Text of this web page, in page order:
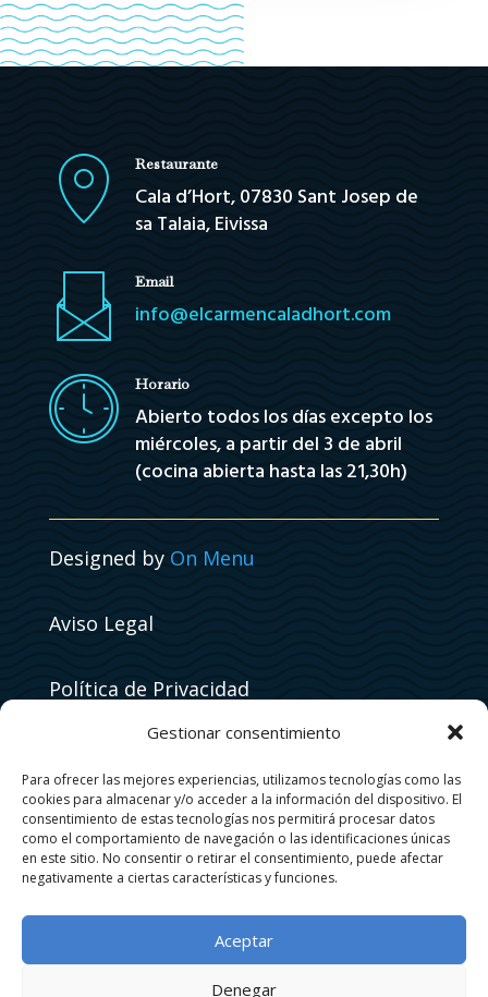
Gestionar consentimiento
Para ofrecer las mejores experiencias, utilizamos tecnologías como las
cookies para almacenar y/o acceder a la información del dispositivo. El
consentimiento de estas tecnologías nos permitirá procesar datos
como el comportamiento de navegación o las identificaciones únicas
en este sitio. No consentir o retirar el consentimiento, puede afectar
negativamente a ciertas características y funciones.
Aceptar
Denegar
Restaurante
Cala d’Hort, 07830 Sant Josep de
sa Talaia, Eivissa
Email
info@elcarmencaladhort.com
Horario
Abierto todos los días excepto los
miércoles, a partir del 3 de abril
(cocina abierta hasta las 21,30h)
Designed by On Menu
Aviso Legal
Política de Privacidad